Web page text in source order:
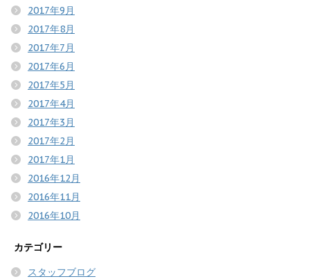
2017年9月
2017年8月
2017年7月
2017年6月
2017年5月
2017年4月
2017年3月
2017年2月
2017年1月
2016年12月
2016年11月
2016年10月
カテゴリー
スタッフブログ